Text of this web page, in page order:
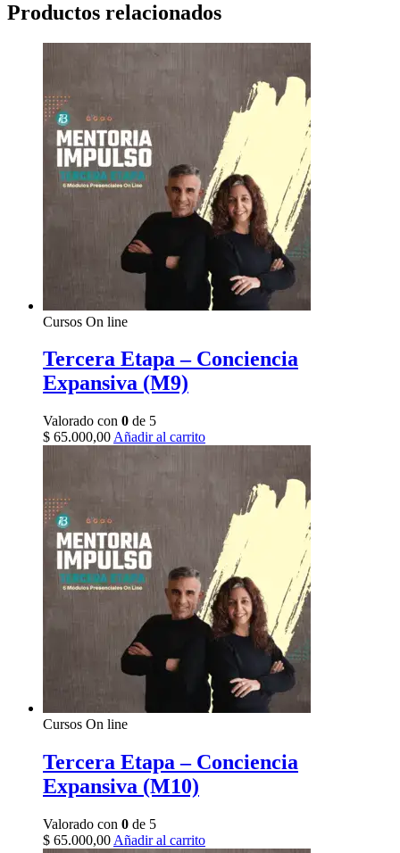
Productos relacionados
Cursos On line
Tercera Etapa – Conciencia
Expansiva (M9)
Valorado con 0 de 5
$ 65.000,00 Añadir al carrito
Cursos On line
Tercera Etapa – Conciencia
Expansiva (M10)
Valorado con 0 de 5
$ 65.000,00 Añadir al carrito